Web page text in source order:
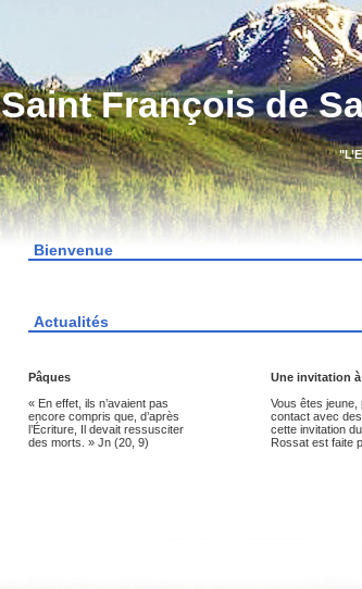
François de
Bienvenue
Actualités
Pâques
« En effet, ils n’avaient pas
encore compris que, d’après
l’Écriture, Il devait ressusciter
des morts. » Jn (20, 9)
Une invitation
Vous êtes jeune,
contact avec des
cette invitation
Rossat est faite